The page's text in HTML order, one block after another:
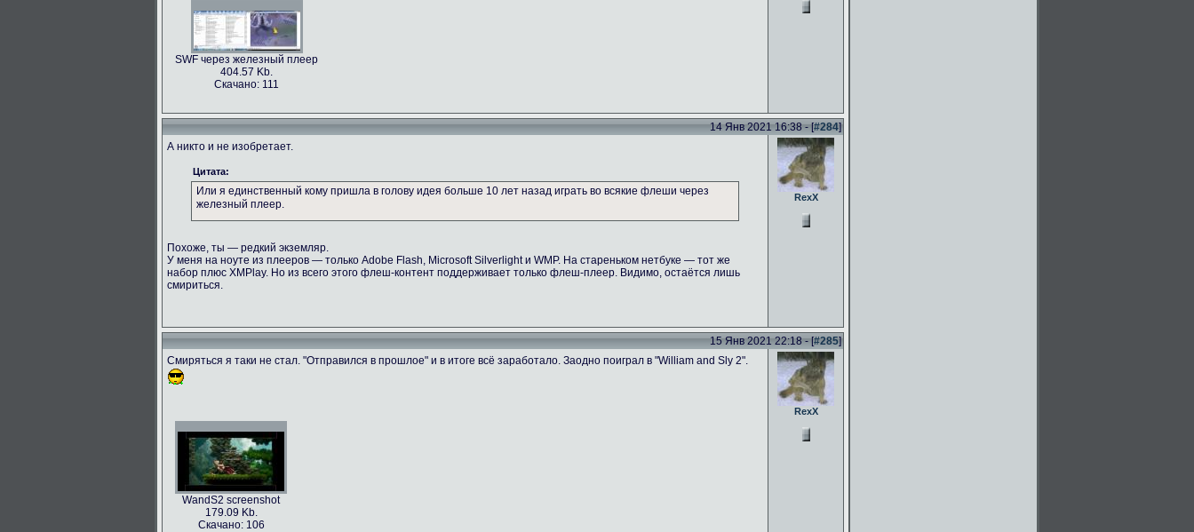
SWF через железный плеер
404.57 Kb.
Скачано: 111
14 Янв 2021 16:38 - [#284]
А никто и не изобретает.
Цитата:
Или я единственный кому пришла в голову идея больше 10 лет назад играть во всякие флеши через
железный плеер.
Похоже, ты — редкий экземляр.
У меня на ноуте из плееров — только Adobe Flash, Microsoft Silverlight и WMP. На стареньком нетбуке — тот же
набор плюс XMPlay. Но из всего этого флеш-контент поддерживает только флеш-плеер. Видимо, остаётся лишь
смириться.
RexX
15 Янв 2021 22:18 - [#285]
Смиряться я таки не стал. "Отправился в прошлое" и в итоге всё заработало. Заодно поиграл в "William and Sly 2".
WandS2 screenshot
179.09 Kb.
Скачано: 106
RexX